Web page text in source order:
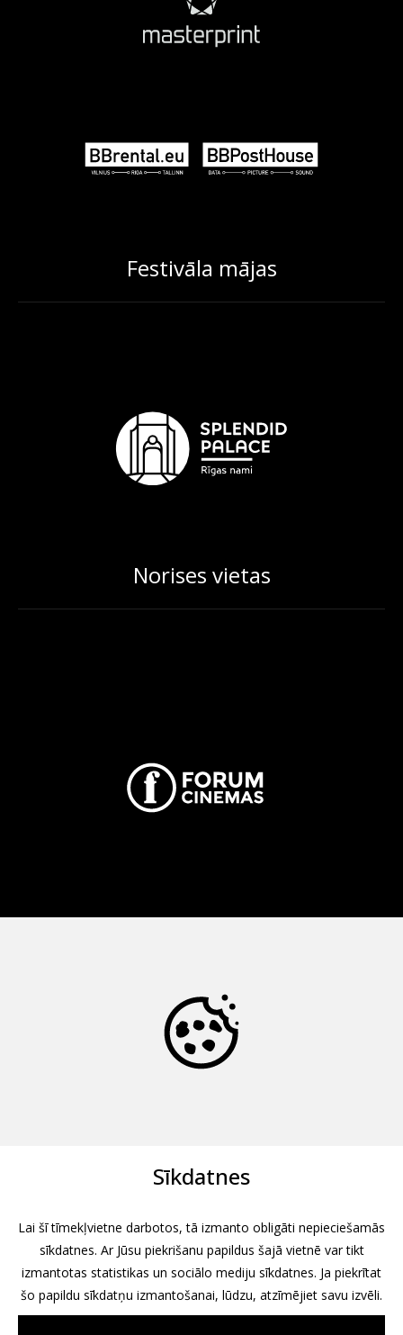
Festivāla mājas
Norises vietas
Sīkdatnes
Lai šī tīmekļvietne darbotos, tā izmanto obligāti nepieciešamās
sīkdatnes. Ar Jūsu piekrišanu papildus šajā vietnē var tikt
izmantotas statistikas un sociālo mediju sīkdatnes. Ja piekrītat
šo papildu sīkdatņu izmantošanai, lūdzu, atzīmējiet savu izvēli.